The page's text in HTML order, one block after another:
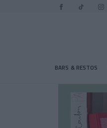
BARS & RESTOS